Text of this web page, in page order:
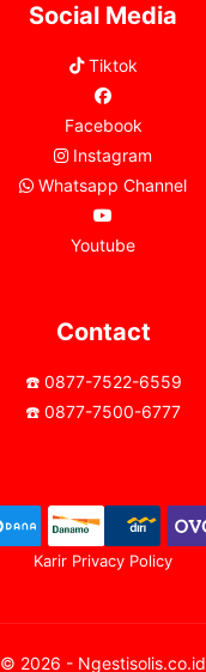
Social Media
Tiktok
Facebook
Instagram
Whatsapp Channel
Youtube
Contact
☎️ 0877-7522-6559
☎️ 0877-7500-6777
Karir Privacy Policy
© 2026 - Ngestisolis.co.id